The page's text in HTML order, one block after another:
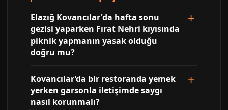
Elazığ Kovancılar'da hafta sonu
gezisi yaparken Fırat Nehri kıyısında
piknik yapmanın yasak olduğu
doğru mu?
Kovancılar’da bir restoranda yemek
yerken garsonla iletişimde saygı
nasıl korunmalı?